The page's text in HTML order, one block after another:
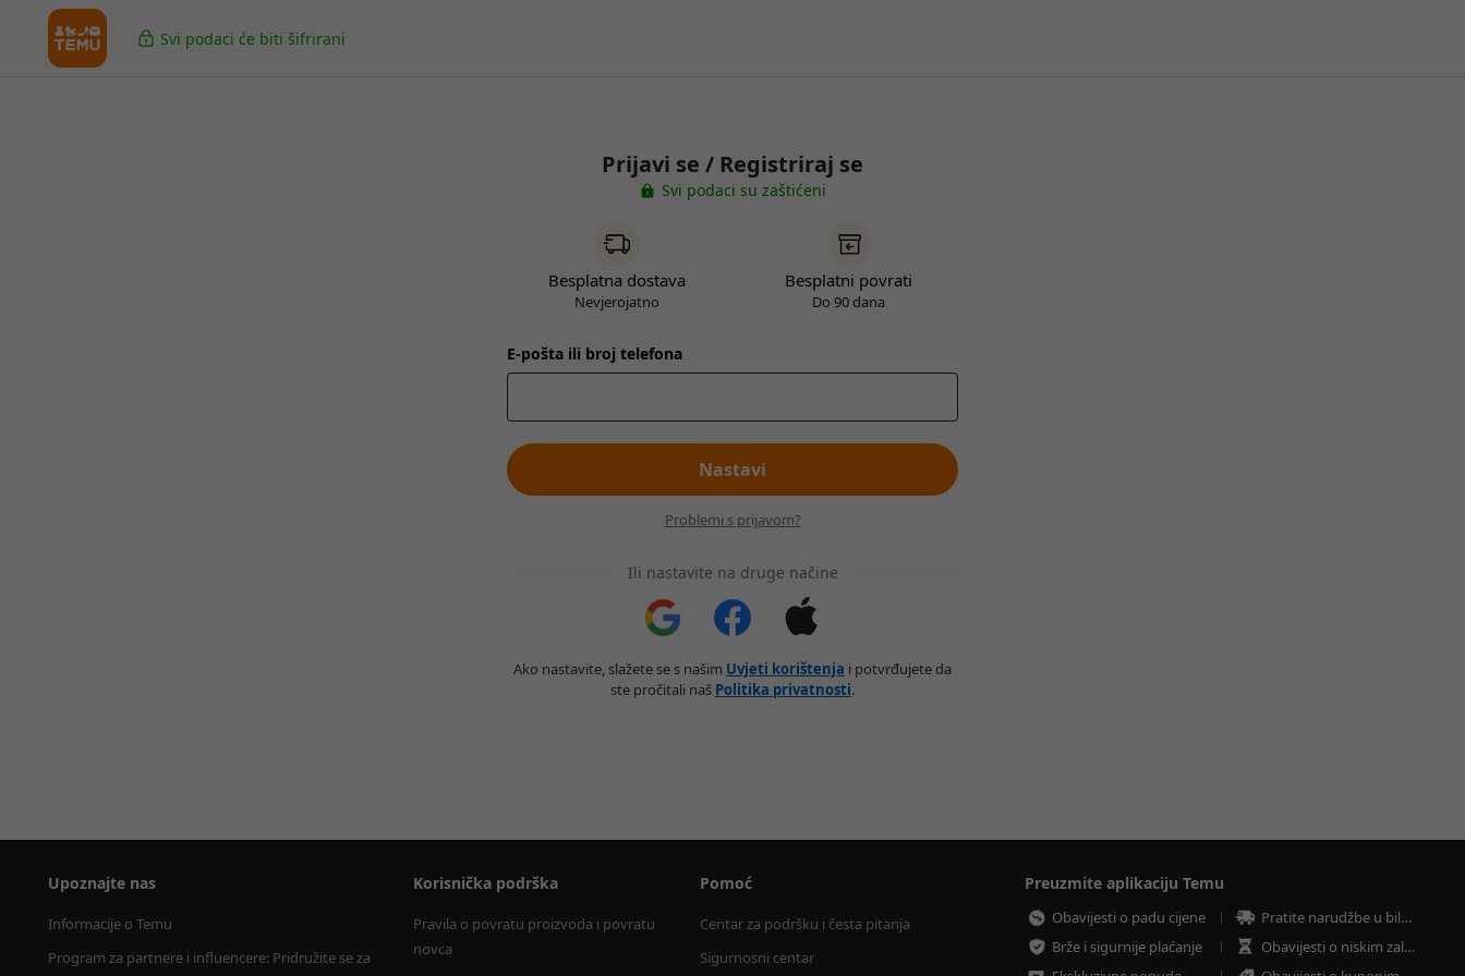
Svi podaci će biti šifrirani
Prijavi se / Registriraj se
Svi podaci su zaštićeni
Besplatna dostava
Nevjerojatno
Besplatni povrati
Do 90 dana
E-pošta ili broj telefona
Nastavi
Problemi s prijavom?
Ili nastavite na druge načine
Ako nastavite, slažete se s našim Uvjeti korištenja i potvrđujete da
ste pročitali naš Politika privatnosti.
Upoznajte nas
Informacije o Temu
Program za partnere i influencere: Pridružite se za
Korisnička podrška
Pravila o povratu proizvoda i povratu
novca
Pomoć
Centar za podršku i česta pitanja
Sigurnosni centar
Preuzmite aplikaciju Temu
Obavijesti o padu cijene
Pratite narudžbe u bilo koje vrijeme
Brže i sigurnije plaćanje
Obavijesti o niskim zalihama